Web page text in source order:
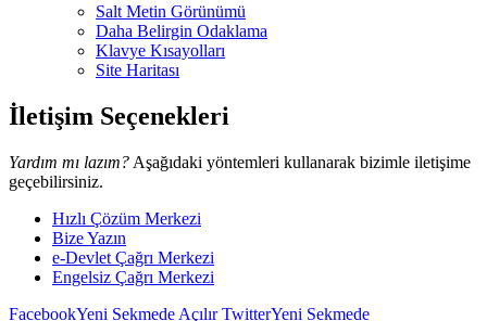
Salt Metin Görünümü
Daha Belirgin Odaklama
Klavye Kısayolları
Site Haritası
İletişim Seçenekleri
Yardım mı lazım? Aşağıdaki yöntemleri kullanarak bizimle iletişime
geçebilirsiniz.
Hızlı Çözüm Merkezi
Bize Yazın
e-Devlet Çağrı Merkezi
Engelsiz Çağrı Merkezi
FacebookYeni Sekmede AçılırTwitterYeni Sekmede